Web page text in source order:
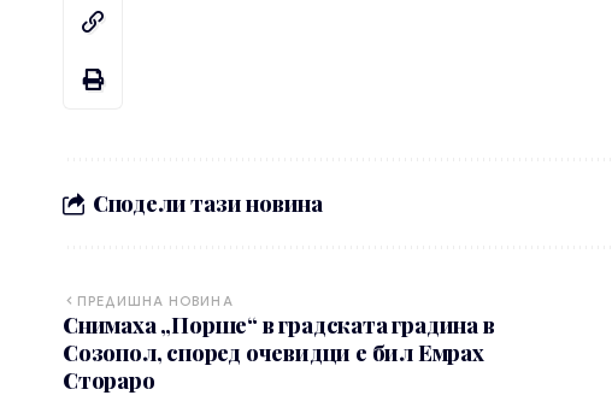
Сподели тази новина
ПРЕДИШНА НОВИНА
Снимаха „Порше“ в градската градина в
Созопол, според очевидци е бил Емрах
Стораро